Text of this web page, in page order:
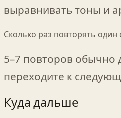
выравнивать тоны и
Сколько раз повторять один
5–7 повторов обычно
переходите к
Куда дальше